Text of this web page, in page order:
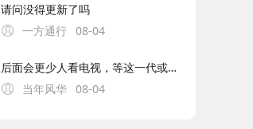
请问没得更新了吗
一方通行 08-04
后面会更少人看电视，等这一代或者两代人故去之后。年轻人的都是爱看小说或者漫改的AI短剧、电影。可能再过十几二十年春节晚会都没人看了
当年风华 08-04